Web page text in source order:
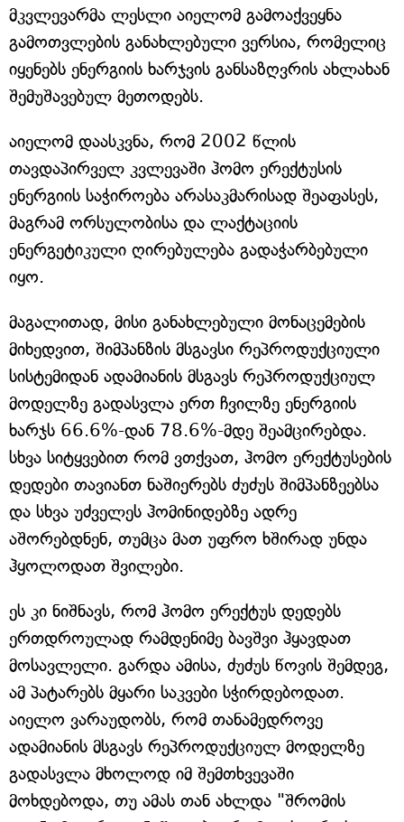
მკვლევარმა ლესლი აიელომ გამოაქვეყნა
გამოთვლების განახლებული ვერსია, რომელიც
იყენებს ენერგიის ხარჯვის განსაზღვრის ახლახან
შემუშავებულ მეთოდებს.
აიელომ დაასკვნა, რომ 2002 წლის
თავდაპირველ კვლევაში ჰომო ერექტუსის
ენერგიის საჭიროება არასაკმარისად შეაფასეს,
მაგრამ ორსულობისა და ლაქტაციის
ენერგეტიკული ღირებულება გადაჭარბებული
იყო.
მაგალითად, მისი განახლებული მონაცემების
მიხედვით, შიმპანზის მსგავსი რეპროდუქციული
სისტემიდან ადამიანის მსგავს რეპროდუქციულ
მოდელზე გადასვლა ერთ ჩვილზე ენერგიის
ხარჯს 66.6%-დან 78.6%-მდე შეამცირებდა.
სხვა სიტყვებით რომ ვთქვათ, ჰომო ერექტუსების
დედები თავიანთ ნაშიერებს ძუძუს შიმპანზეებსა
და სხვა უძველეს ჰომინიდებზე ადრე
აშორებდნენ, თუმცა მათ უფრო ხშირად უნდა
ჰყოლოდათ შვილები.
ეს კი ნიშნავს, რომ ჰომო ერექტუს დედებს
ერთდროულად რამდენიმე ბავშვი ჰყავდათ
მოსავლელი. გარდა ამისა, ძუძუს წოვის შემდეგ,
ამ პატარებს მყარი საკვები სჭირდებოდათ.
აიელო ვარაუდობს, რომ თანამედროვე
ადამიანის მსგავს რეპროდუქციულ მოდელზე
გადასვლა მხოლოდ იმ შემთხვევაში
მოხდებოდა, თუ ამას თან ახლდა "შრომის